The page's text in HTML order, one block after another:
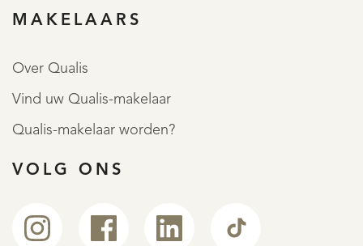
MAKELAARS
Over Qualis
Vind uw Qualis-makelaar
Qualis-makelaar worden?
VOLG ONS